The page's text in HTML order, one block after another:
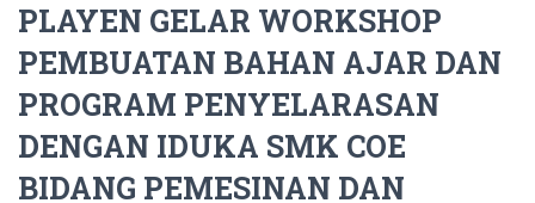
PLAYEN GELAR WORKSHOP
PEMBUATAN BAHAN AJAR DAN
PROGRAM PENYELARASAN
DENGAN IDUKA SMK COE
BIDANG PEMESINAN DAN